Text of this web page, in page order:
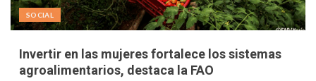
SOCIAL
Invertir en las mujeres fortalece los sistemas
agroalimentarios, destaca la FAO